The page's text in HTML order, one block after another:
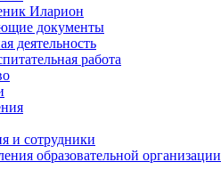
Иларион
документы
деятельность
работа
и сотрудники
образовательной организации